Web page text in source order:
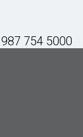
754 5000